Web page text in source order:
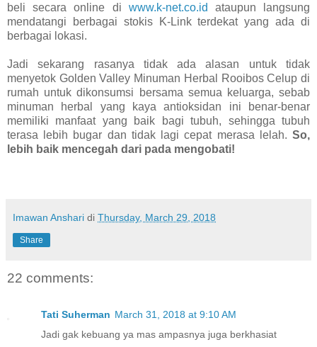
beli secara online di www.k-net.co.id ataupun langsung
mendatangi berbagai stokis K-Link terdekat yang ada di
berbagai lokasi.
Jadi sekarang rasanya tidak ada alasan untuk tidak
menyetok Golden Valley Minuman Herbal Rooibos Celup di
rumah untuk dikonsumsi bersama semua keluarga, sebab
minuman herbal yang kaya antioksidan ini benar-benar
memiliki manfaat yang baik bagi tubuh, sehingga tubuh
terasa lebih bugar dan tidak lagi cepat merasa lelah. So,
lebih baik mencegah dari pada mengobati!
Imawan Anshari di Thursday, March 29, 2018
Share
22 comments:
Tati Suherman March 31, 2018 at 9:10 AM
Jadi gak kebuang ya mas ampasnya juga berkhasiat